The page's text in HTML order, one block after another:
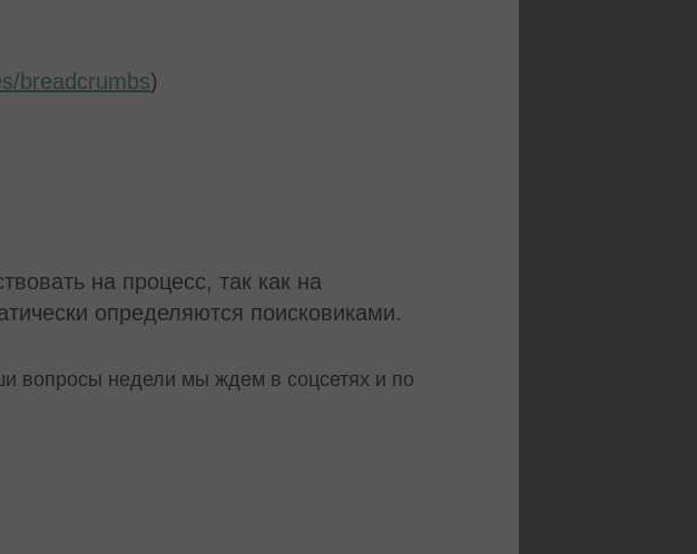
breadcrumbs)
на процесс, так как на
определяются поисковиками.
вопросы недели мы ждем в соцсетях и по